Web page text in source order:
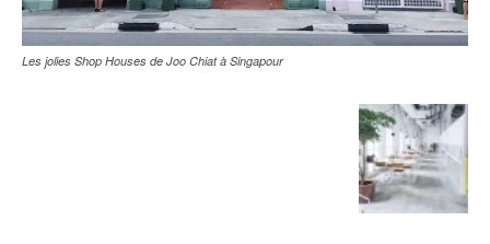
Les jolies Shop Houses de Joo Chiat à Singapour